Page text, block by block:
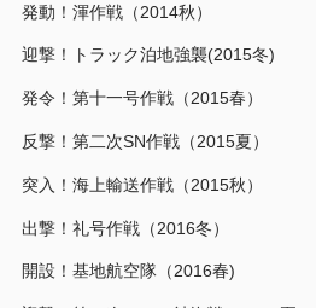
発動！渾作戦（2014秋）
迎撃！トラック泊地強襲(2015冬)
発令！第十一号作戦（2015春）
反撃！第二次SN作戦（2015夏）
突入！海上輸送作戦（2015秋）
出撃！礼号作戦（2016冬）
開設！基地航空隊（2016春)